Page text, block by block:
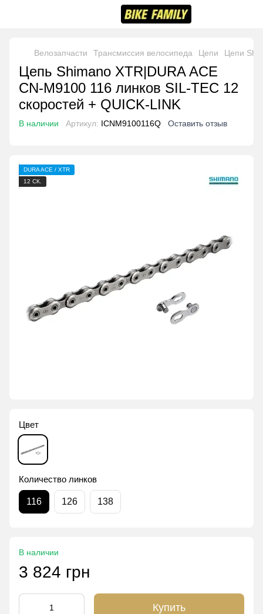
Велозапчасти Трансмиссия велосипеда Цепи Цепи
Цепь Shimano XTR|DURA ACE
CN-M9100 116 линков SIL-TEC 12
скоростей + QUICK-LINK
В наличии Артикул: ICNM9100116Q Оставить отзыв
DURA ACE / XTR
12 СК.
Цвет
Количество линков
116 126 138
В наличии
3 824 грн
Купить